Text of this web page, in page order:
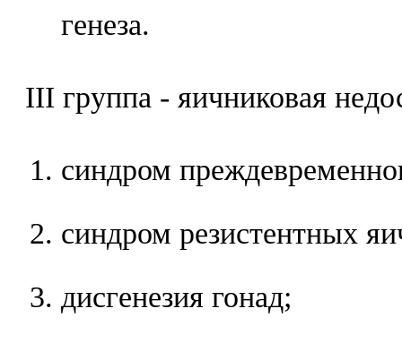
генеза.
III группа - яичниковая
синдром
синдром резистентных
дисгенезия гонад;